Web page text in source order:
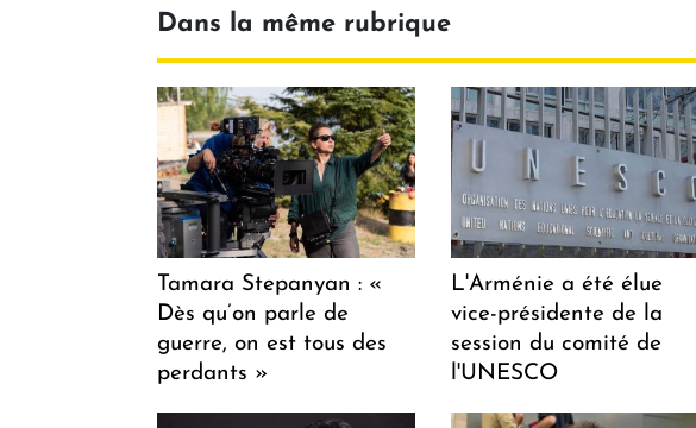
Dans la même rubrique
Tamara Stepanyan : «
Dès qu’on parle de
guerre, on est tous des
perdants »
L'Arménie a été élue
vice-présidente de la
session du comité de
l'UNESCO